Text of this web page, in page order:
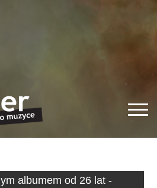
albumem od 26 lat -